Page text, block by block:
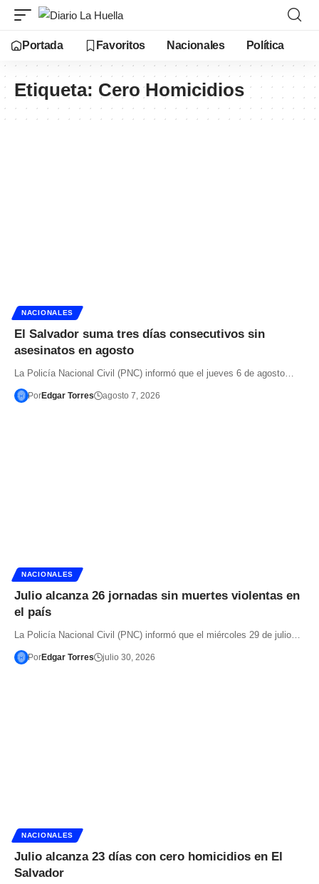
Portada Favoritos Nacionales Política
Etiqueta: Cero Homicidios
NACIONALES
El Salvador suma tres días consecutivos sin
asesinatos en agosto
La Policía Nacional Civil (PNC) informó que el jueves 6 de agosto…
PorEdgar Torres agosto 7, 2026
NACIONALES
Julio alcanza 26 jornadas sin muertes violentas en
el país
La Policía Nacional Civil (PNC) informó que el miércoles 29 de julio…
PorEdgar Torres julio 30, 2026
NACIONALES
Julio alcanza 23 días con cero homicidios en El
Salvador